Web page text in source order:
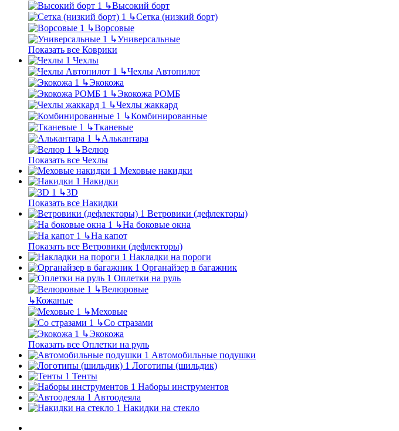
↳Высокий борт
↳Сетка (низкий борт)
↳Ворсовые
↳Универсальные
Показать все Коврики
Чехлы
↳Чехлы Автопилот
↳Экокожа
↳Экокожа РОМБ
↳Чехлы жаккард
↳Комбинированные
↳Тканевые
↳Алькантара
↳Велюр
Показать все Чехлы
Меховые накидки
Накидки
↳3D
Показать все Накидки
Ветровики (дефлекторы)
↳На боковые окна
↳На капот
Показать все Ветровики (дефлекторы)
Накладки на пороги
Органайзер в багажник
Оплетки на руль
↳Велюровые
↳Кожаные
↳Меховые
↳Со стразами
↳Экокожа
Показать все Оплетки на руль
Автомобильные подушки
Логотипы (шильдик)
Тенты
Наборы инструментов
Автоодеяла
Накидки на стекло